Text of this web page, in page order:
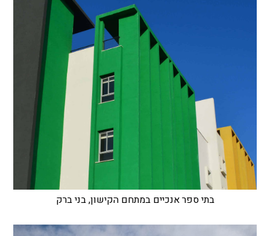
בתי ספר אנכיים במתחם הקישון, בני ברק